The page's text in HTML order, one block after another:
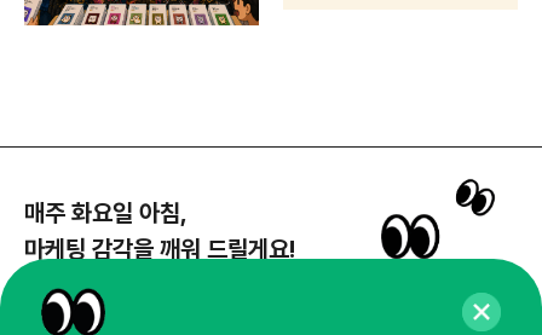
매주 화요일 아침,
마케팅 감각을 깨워 드릴게요!
뉴스레터 구독하기